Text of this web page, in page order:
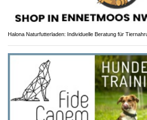
Halona Naturfutterladen: Individuelle Beratung für